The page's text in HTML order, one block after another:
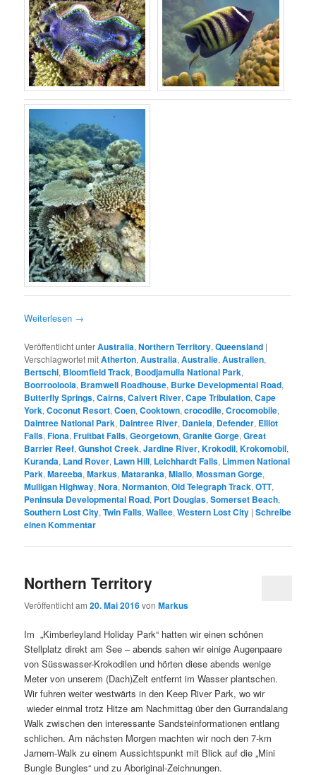
Weiterlesen →
Veröffentlicht unterAustralia,Northern Territory,Queensland |
Verschlagwortet mitAtherton,Australia,Australie,Australien,
Bertschi, Bloomfield Track, Boodjamulla National Park,
Boorrooloola, Bramwell Roadhouse, Burke Developmental Road,
Butterfly Springs,Cairns,Calvert River,Cape Tribulation,Cape
York,Coconut Resort,Coen,Cooktown,crocodile,Crocomobile,
Daintree National Park, Daintree River, Daniela, Defender, Elliot
Falls,Fiona,Fruitbat Falls,Georgetown,Granite Gorge,Great
Barrier Reef,Gunshot Creek,Jardine River,Krokodil,Krokomobil,
Kuranda, Land Rover, Lawn Hill, Leichhardt Falls, Limmen National
Park,Mareeba,Markus,Mataranka,Miallo,Mossman Gorge,
Mulligan Highway,Nora,Normanton,Old Telegraph Track,OTT,
Peninsula Developmental Road, Port Douglas,Somerset Beach,
Southern Lost City,Twin Falls,Wallee,Western Lost City |Schreibe
einen Kommentar
Northern Territory
Veröffentlicht am20. Mai 2016vonMarkus
Im „Kimberleyland Holiday Park“ hatten wir einen schönen
Stellplatz direkt am See – abends sahen wir einige Augenpaare
von Süsswasser-Krokodilen und hörten diese abends wenige
Meter von unserem (Dach)Zelt entfernt im Wasser plantschen.
Wir fuhren weiter westwärts in den Keep River Park, wo wir
wieder einmal trotz Hitze am Nachmittag über den Gurrandalang
Walk zwischen den interessante Sandsteinformationen entlang
schlichen. Am nächsten Morgen machten wir noch den 7-km
Jarnem-Walk zu einem Aussichtspunkt mit Blick auf die „Mini
Bungle Bungles“ und zu Aboriginal-Zeichnungen.